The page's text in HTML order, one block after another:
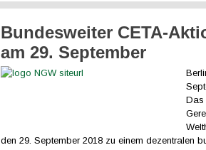
Bundesweiter CETA-
am 29. September
Das
den 29. September 2018 zu einem dezentralen